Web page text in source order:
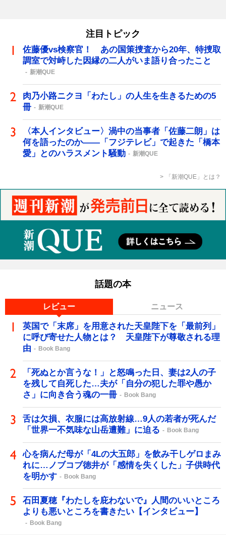
注目トピック
佐藤優vs検察官！ あの国策捜査から20年、特捜取
調室で対峙した因縁の二人がいま語り合ったこと
新潮QUE
肉乃小路ニクヨ「わたし」の人生を生きるための5
冊
新潮QUE
〈本人インタビュー〉渦中の当事者「佐藤二朗」は
何を語ったのか――「フジテレビ」で起きた「橋本
愛」とのハラスメント騒動
新潮QUE
「新潮QUE」とは？
話題の本
レビュー ニュース
英国で「末席」を用意された天皇陛下を「最前列」
に呼び寄せた人物とは？ 天皇陛下が尊敬される理
由
Book Bang
「死ぬとか言うな！」と怒鳴った日、妻は2人の子
を残して自死した…夫が「自分の犯した罪や愚か
さ」に向き合う魂の一冊
Book Bang
舌は欠損、衣服には高放射線…9人の若者が死んだ
「世界一不気味な山岳遭難」に迫る
Book Bang
心を病んだ母が「4Lの大五郎」を飲み干しゲロまみ
れに…ノブコブ徳井が「感情を失くした」子供時代
を明かす
Book Bang
石田夏穂『わたしを庇わないで』人間のいいところ
よりも悪いところを書きたい【インタビュー】
Book Bang